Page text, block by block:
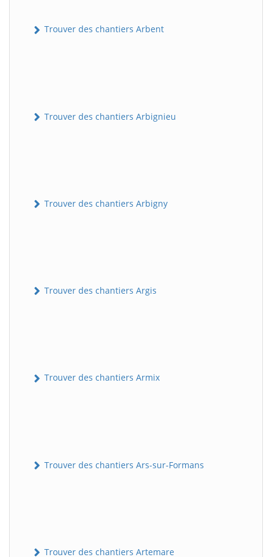
Trouver des chantiers Arbent
Trouver des chantiers Arbignieu
Trouver des chantiers Arbigny
Trouver des chantiers Argis
Trouver des chantiers Armix
Trouver des chantiers Ars-sur-Formans
Trouver des chantiers Artemare